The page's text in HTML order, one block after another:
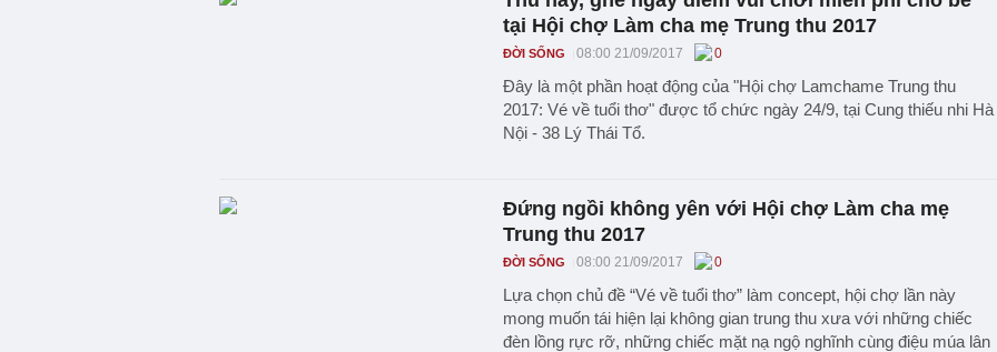
tại Hội chợ Làm cha mẹ Trung thu 2017
ĐỜI SỐNG 08:00 21/09/2017 0
Đây là một phần hoạt động của "Hội chợ Lamchame Trung thu
2017: Vé về tuổi thơ" được tổ chức ngày 24/9, tại Cung thiếu nhi Hà
Nội - 38 Lý Thái Tổ.
Đứng ngồi không yên với Hội chợ Làm cha mẹ
Trung thu 2017
ĐỜI SỐNG 08:00 21/09/2017 0
Lựa chọn chủ đề “Vé về tuổi thơ” làm concept, hội chợ lần này
mong muốn tái hiện lại không gian trung thu xưa với những chiếc
đèn lồng rực rỡ, những chiếc mặt nạ ngộ nghĩnh cùng điệu múa lân